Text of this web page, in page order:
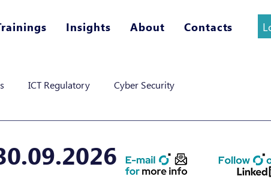
Insights About Contacts
ICT Regulatory Cyber Security